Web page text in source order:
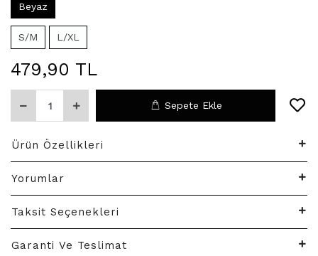
Beyaz
S/M L/XL
479,90 TL
Sepete Ekle
Ürün Özellikleri
Yorumlar
Taksit Seçenekleri
Garanti Ve Teslimat